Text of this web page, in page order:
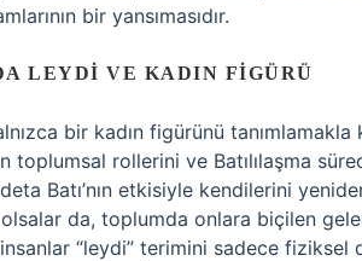
bir yansımasıdır.
LEYDI VE KADIN FIGÜRÜ
bir kadın figürünü
toplumsal rollerini ve Batılılaşma
Batı’nın etkisiyle kendilerini
olsalar da, toplumda onlara biçilen
“leydi” terimini sadece